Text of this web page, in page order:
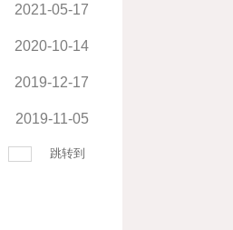
2021-05-17
2020-10-14
2019-12-17
2019-11-05
跳转到